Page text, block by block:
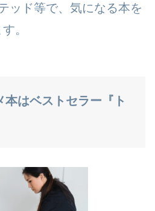
ッド等で、気になる本を
。
本はベストセラー『ト